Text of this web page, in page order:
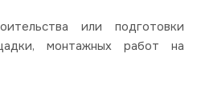
или подготовки
монтажных работ на